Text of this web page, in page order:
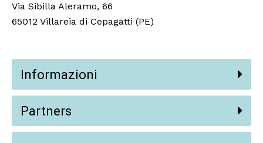
Via Sibilla Aleramo, 66
65012 Villareia di Cepagatti (PE)
Informazioni
Partners